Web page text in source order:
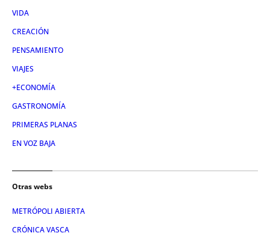
VIDA
CREACIÓN
PENSAMIENTO
VIAJES
+ECONOMÍA
GASTRONOMÍA
PRIMERAS PLANAS
EN VOZ BAJA
Otras webs
METRÓPOLI ABIERTA
CRÓNICA VASCA